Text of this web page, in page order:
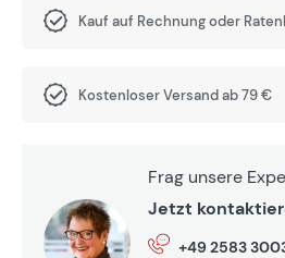
Kauf auf Rechnung oder
Kostenloser Versand ab 79 €
Frag unsere
Jetzt
+49 2583